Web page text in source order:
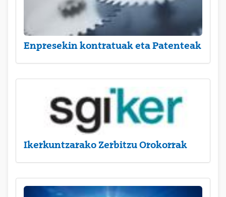
Enpresekin kontratuak eta Patenteak
Ikerkuntzarako Zerbitzu Orokorrak